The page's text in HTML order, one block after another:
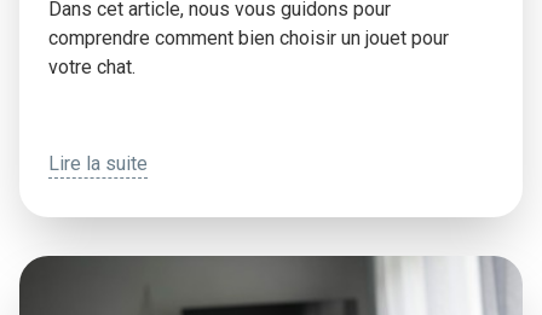
Dans cet article, nous vous guidons pour
comprendre comment bien choisir un jouet pour
votre chat.
Lire la suite